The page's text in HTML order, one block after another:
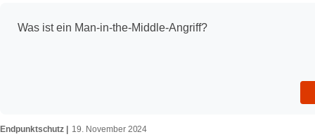
Was ist ein Man-in-the-Middle-Angriff?
Endpunktschutz
19. November 2024